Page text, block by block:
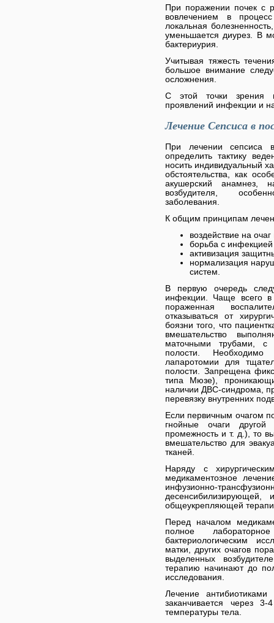
При поражении почек с
вовлечением в
локальная
уменьшается диурез. В
бактериурия.
Учитывая тяжесть
большое внимание
осложнения.
С этой точки зрения
проявлений инфекции и
Лечение Сепсиса в
При лечении сепсиса
определить тактику
носить индивидуальный
обстоятельства, как
акушерский анамнез,
возбудителя,
заболевания.
К общим принципам
воздействие на
борьба с инфекцией
активизация
нормализация
систем.
В первую очередь
инфекции. Чаще всего в
пораженная
отказываться от
боязни того, что
вмешательство
маточными трубами,
полости. Необходимо
лапаротомии для
полости. Запрещена
типа Мюзе),
наличии ДВС-синдрома,
перевязку внутренних
Если первичным очагом
гнойные очаги другой
промежность и т. д.), то
вмешательство для
тканей.
Наряду с
медикаментозное
инфузионно-
десенсибилизирующей,
общеукрепляющей
Перед началом
полное
бактериологическим
матки, других очагов
выделенных
терапию начинают до
исследования.
Лечение
заканчивается через
температуры тела.